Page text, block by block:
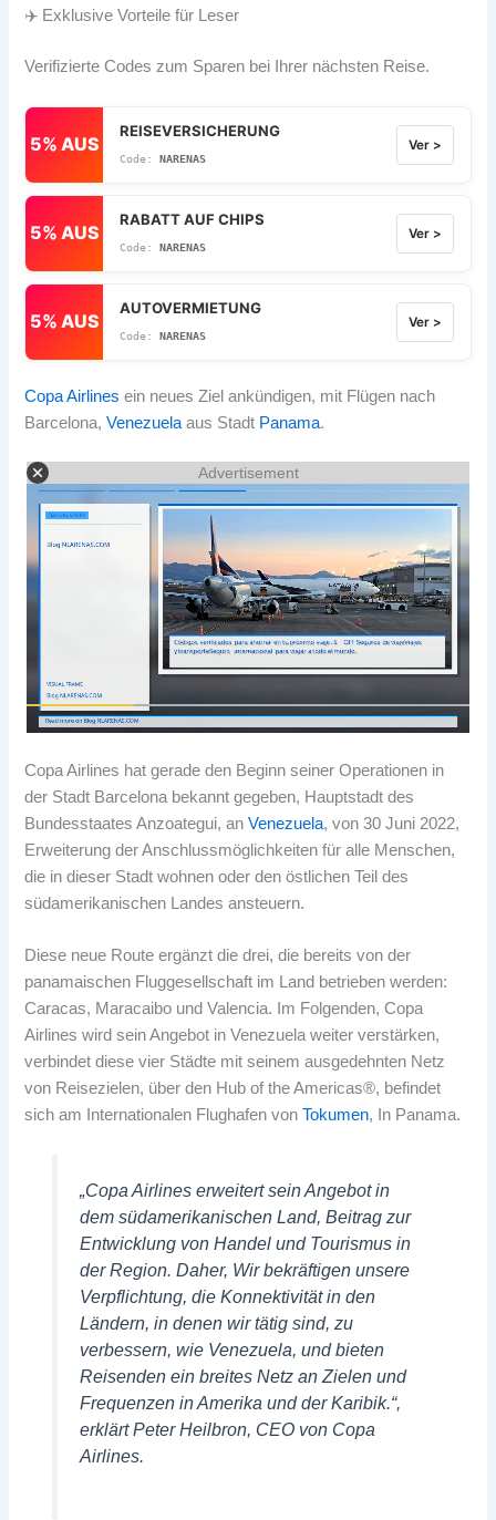
✈️ Exklusive Vorteile für Leser
Verifizierte Codes zum Sparen bei Ihrer nächsten Reise.
5% AUS
REISEVERSICHERUNG
NARENAS
Ver >
5% AUS
RABATT AUF CHIPS
NARENAS
Ver >
5% AUS
AUTOVERMIETUNG
NARENAS
Ver >
Copa Airlines ein neues Ziel ankündigen, mit Flügen nach
Barcelona,Venezuela aus Stadt Panama.
Advertisement
Copa Airlines hat gerade den Beginn seiner Operationen in
der Stadt Barcelona bekannt gegeben, Hauptstadt des
Bundesstaates Anzoategui, anVenezuela, von 30 Juni 2022,
Erweiterung der Anschlussmöglichkeiten für alle Menschen,
die in dieser Stadt wohnen oder den östlichen Teil des
südamerikanischen Landes ansteuern.
Diese neue Route ergänzt die drei, die bereits von der
panamaischen Fluggesellschaft im Land betrieben werden:
Caracas, Maracaibo und Valencia. Im Folgenden, Copa
Airlines wird sein Angebot in Venezuela weiter verstärken,
verbindet diese vier Städte mit seinem ausgedehnten Netz
von Reisezielen, über den Hub of the Americas®, befindet
sich am Internationalen Flughafen vonTokumen, In Panama.
„Copa Airlines erweitert sein Angebot in
dem südamerikanischen Land, Beitrag zur
Entwicklung von Handel und Tourismus in
der Region. Daher, Wir bekräftigen unsere
Verpflichtung, die Konnektivität in den
Ländern, in denen wir tätig sind, zu
verbessern, wie Venezuela, und bieten
Reisenden ein breites Netz an Zielen und
Frequenzen in Amerika und der Karibik.“,
erklärt Peter Heilbron, CEO von Copa
Airlines.